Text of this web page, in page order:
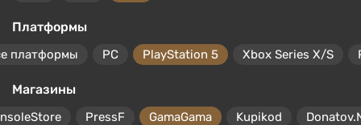
Платформы
платформы PC PlayStation 5 Xbox Series X/S
Магазины
PressF GamaGama Kupikod